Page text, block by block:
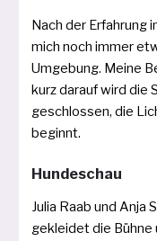
Nach der Erfahrung
mich noch immer
Umgebung. Meine
kurz dar­auf wird die
geschlos­sen, die
beginnt.
Hundeschau
Julia Raab und Anja
geklei­det die Bühne